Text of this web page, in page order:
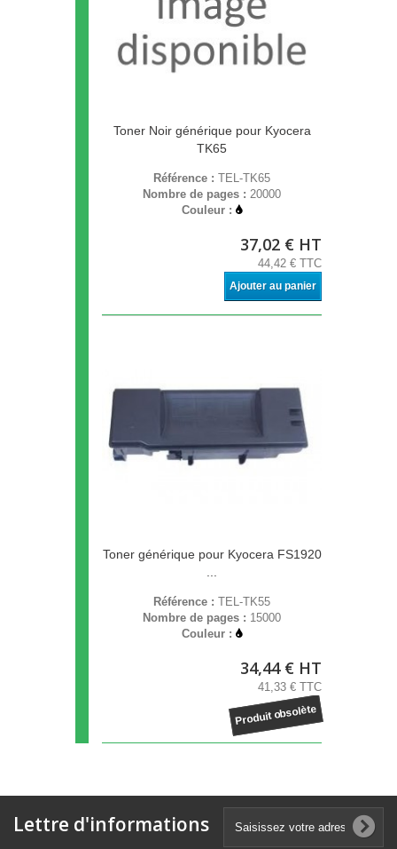
Toner Noir générique pour Kyocera
TK65
Référence : TEL-TK65
Nombre de pages : 20000
Couleur :
37,02 € HT
44,42 € TTC
Ajouter au panier
Toner générique pour Kyocera FS1920
...
Référence : TEL-TK55
Nombre de pages : 15000
Couleur :
34,44 € HT
41,33 € TTC
Produit obsolète
Lettre d'informations